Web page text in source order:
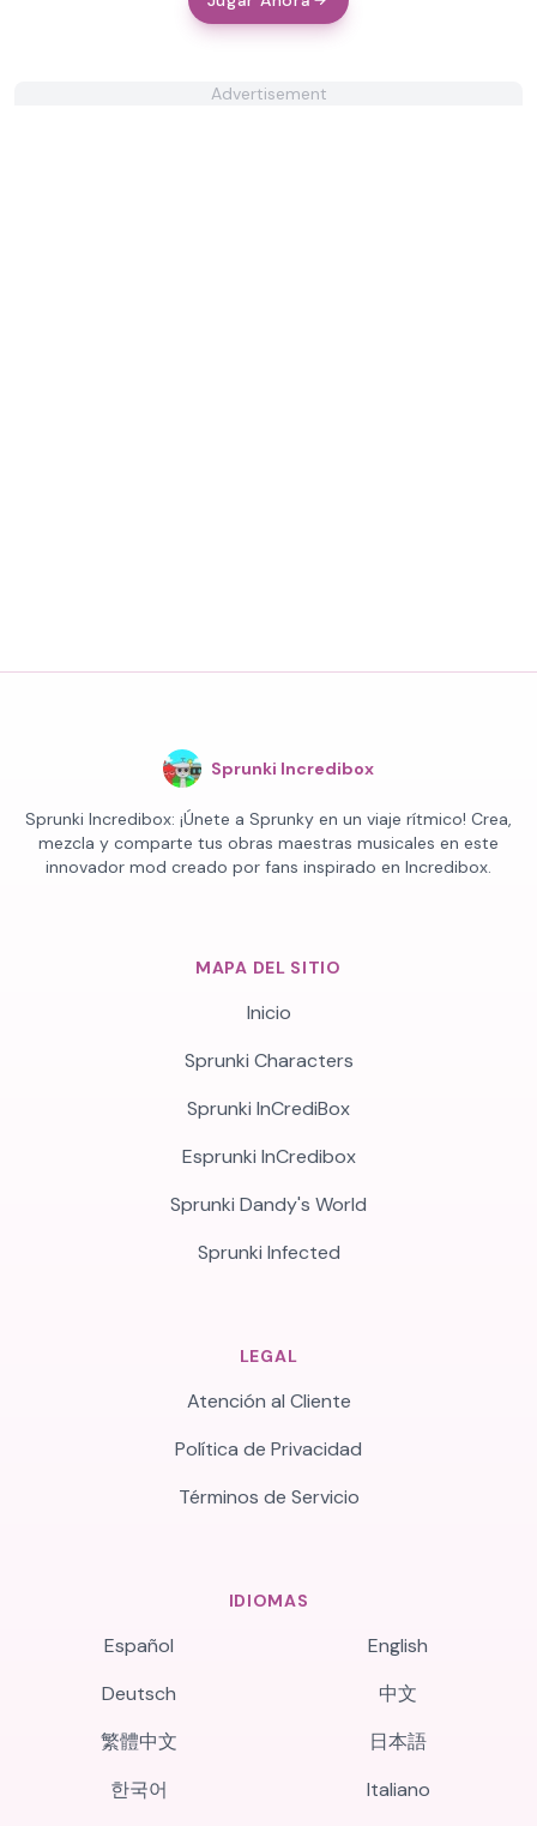
Advertisement
Sprunki Incredibox
Sprunki Incredibox: ¡Únete a Sprunky en un viaje rítmico! Crea,
mezcla y comparte tus obras maestras musicales en este
innovador mod creado por fans inspirado en Incredibox.
MAPA DEL SITIO
Inicio
Sprunki Characters
Sprunki InCrediBox
Esprunki InCredibox
Sprunki Dandy's World
Sprunki Infected
LEGAL
Atención al Cliente
Política de Privacidad
Términos de Servicio
IDIOMAS
Español
English
Deutsch
中文
繁體中文
日本語
한국어
Italiano